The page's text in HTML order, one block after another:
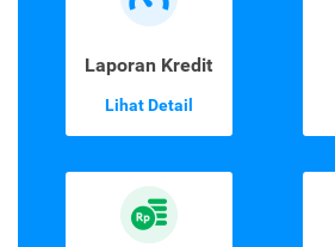
Laporan Kredit
Lihat Detail